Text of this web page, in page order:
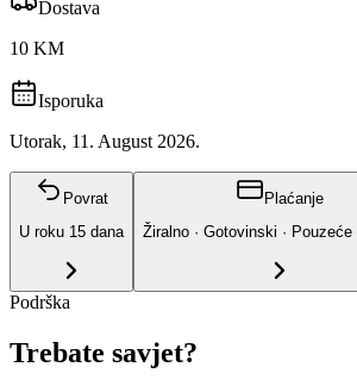
Dostava
10 KM
Isporuka
Utorak, 11. August 2026.
Povrat
U roku 15 dana
Plaćanje
Žiralno · Gotovinski · Pouzeće
Podrška
Trebate savjet?